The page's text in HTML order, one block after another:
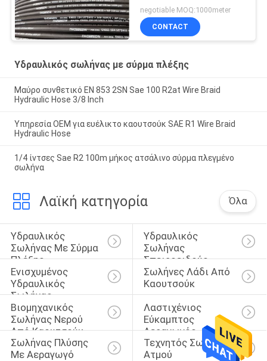
negotiable MOQ:1000meter
CONTACT
Υδραυλικός σωλήνας με σύρμα πλέξης
Μαύρο συνθετικό EN 853 2SN Sae 100 R2at Wire Braid
Hydraulic Hose 3/8 Inch
Υπηρεσία OEM για ευέλικτο καουτσούκ SAE R1 Wire Braid
Hydraulic Hose
1/4 ίντσες Sae R2 100m μήκος ατσάλινο σύρμα πλεγμένο
σωλήνα
Λαϊκή κατηγορία Όλα
Υδραυλικός
Σωλήνας Με Σύρμα
Πλέξης
Υδραυλικός
Σωλήνας
Σπειροειδούς
Καλωδίου
Ενισχυμένος
Υδραυλικός
Σωλήνας
Σωλήνες Λάδι Από
Καουτσούκ
Βιομηχανικός
Σωλήνας Νερού
Από Καουτσούκ
Λαστιχένιος
Εύκαμπτος
Αεραγωγός
Σωλήνας Πλύσης
Με Αεραγωγό
Τεχνητός Σωλήνας
Ατμού